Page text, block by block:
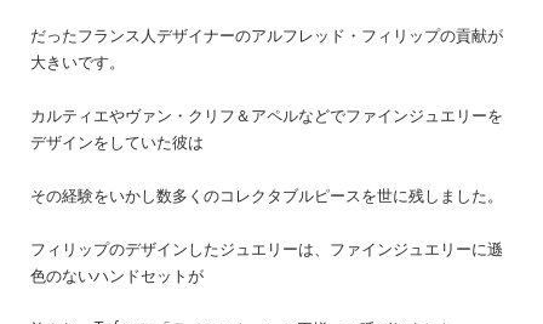
だったフランス人デザイナーのアルフレッド・フィリップの貢献が
大きいです。
カルティエやヴァン・クリフ＆アペルなどでファインジュエリーを
デザインをしていた彼は
その経験をいかし数多くのコレクタブルピースを世に残しました。
フィリップのデザインしたジュエリーは、ファインジュエリーに遜
色のないハンドセットが